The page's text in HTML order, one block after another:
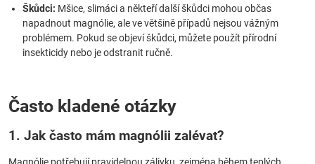
Škůdci: Mšice, slimáci a někteří další škůdci mohou občas
napadnout magnólie, ale ve většině případů nejsou vážným
problémem. Pokud se objeví škůdci, můžete použít přírodní
insekticidy nebo je odstranit ručně.
Často kladené otázky
1. Jak často mám magnólii zalévat?